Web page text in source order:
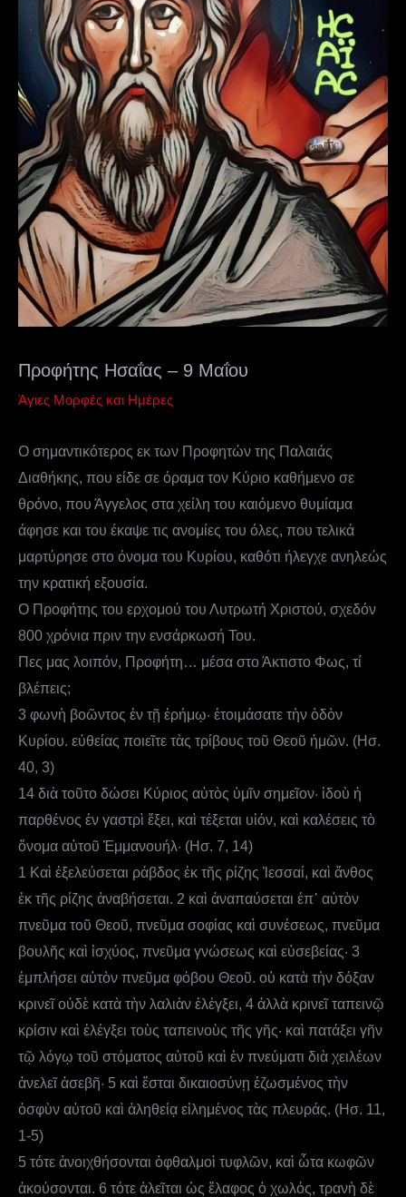
Προφήτης Ησαΐας – 9 Μαΐου
Άγιες Μορφές και Ημέρες
Ο σημαντικότερος εκ των Προφητών της Παλαιάς
Διαθήκης, που είδε σε όραμα τον Κύριο καθήμενο σε
θρόνο, που Άγγελος στα χείλη του καιόμενο θυμίαμα
άφησε και του έκαψε τις ανομίες του όλες, που τελικά
μαρτύρησε στο όνομα του Κυρίου, καθότι ήλεγχε ανηλεώς
την κρατική εξουσία.
Ο Προφήτης του ερχομού του Λυτρωτή Χριστού, σχεδόν
800 χρόνια πριν την ενσάρκωσή Του.
Πες μας λοιπόν, Προφήτη… μέσα στο Άκτιστο Φως, τί
βλέπεις;
3 φωνὴ βοῶντος ἐν τῇ ἐρήμῳ· ἑτοιμάσατε τὴν ὁδὸν
Κυρίου. εὐθείας ποιεῖτε τὰς τρίβους τοῦ Θεοῦ ἡμῶν. (Ησ.
40, 3)
14 διὰ τοῦτο δώσει Κύριος αὐτὸς ὑμῖν σημεῖον· ἰδοὺ ἡ
παρθένος ἐν γαστρὶ ἕξει, καὶ τέξεται υἱόν, καὶ καλέσεις τὸ
ὄνομα αὐτοῦ Ἐμμανουήλ· (Ησ. 7, 14)
1 Καὶ ἐξελεύσεται ράβδος ἐκ τῆς ρίζης Ἰεσσαί, καὶ ἄνθος
ἐκ τῆς ρίζης ἀναβήσεται. 2 καὶ ἀναπαύσεται ἐπ᾿ αὐτὸν
πνεῦμα τοῦ Θεοῦ, πνεῦμα σοφίας καὶ συνέσεως, πνεῦμα
βουλῆς καὶ ἰσχύος, πνεῦμα γνώσεως καὶ εὐσεβείας· 3
ἐμπλήσει αὐτὸν πνεῦμα φόβου Θεοῦ. οὐ κατὰ τὴν δόξαν
κρινεῖ οὐδὲ κατὰ τὴν λαλιὰν ἐλέγξει, 4 ἀλλὰ κρινεῖ ταπεινῷ
κρίσιν καὶ ἐλέγξει τοὺς ταπεινοὺς τῆς γῆς· καὶ πατάξει γῆν
τῷ λόγῳ τοῦ στόματος αὐτοῦ καὶ ἐν πνεύματι διὰ χειλέων
ἀνελεῖ ἀσεβῆ· 5 καὶ ἔσται δικαιοσύνῃ ἐζωσμένος τὴν
ὀσφὺν αὐτοῦ καὶ ἀληθείᾳ εἰλημένος τὰς πλευράς. (Ησ. 11,
1-5)
5 τότε ἀνοιχθήσονται ὀφθαλμοὶ τυφλῶν, καὶ ὦτα κωφῶν
ἀκούσονται. 6 τότε ἁλεῖται ὡς ἔλαφος ὁ χωλός, τρανὴ δὲ